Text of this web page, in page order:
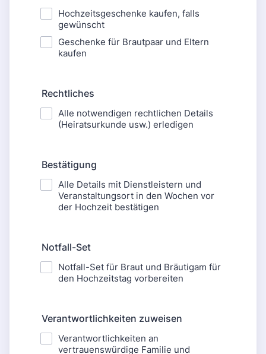
Hochzeitsgeschenke kaufen, falls
gewünscht
Geschenke für Brautpaar und Eltern
kaufen
Rechtliches
Alle notwendigen rechtlichen Details
(Heiratsurkunde usw.) erledigen
Bestätigung
Alle Details mit Dienstleistern und
Veranstaltungsort in den Wochen vor
der Hochzeit bestätigen
Notfall-Set
Notfall-Set für Braut und Bräutigam für
den Hochzeitstag vorbereiten
Verantwortlichkeiten zuweisen
Verantwortlichkeiten an
vertrauenswürdige Familie und